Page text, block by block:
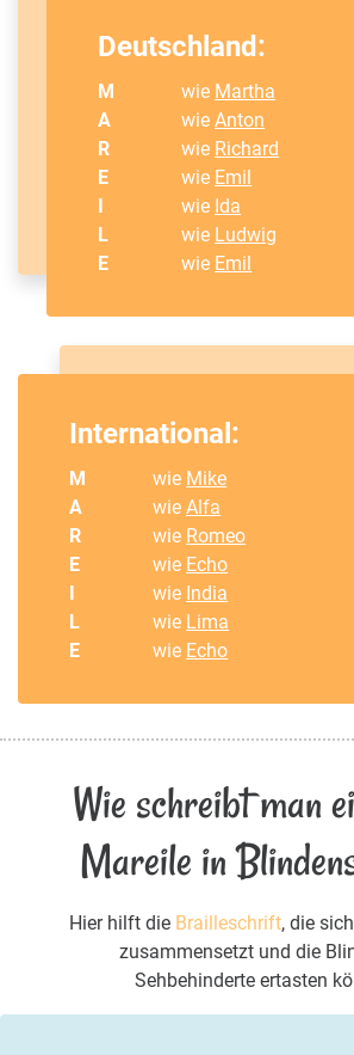
Deutschland:
M wie Martha
A
wieAnton
R
wie Richard
E
wie Emil
I
wie Ida
L
wie Ludwig
E
wie Emil
International:
M wie Mike
A
wieAlfa
R
wie Romeo
E
wie Echo
I
wie India
L
wie Lima
E
wie Echo
Wie schreibt man
Mareile in
Hier hilft die Brailleschrift, die
zusammensetzt und die
Sehbehinderte ertasten